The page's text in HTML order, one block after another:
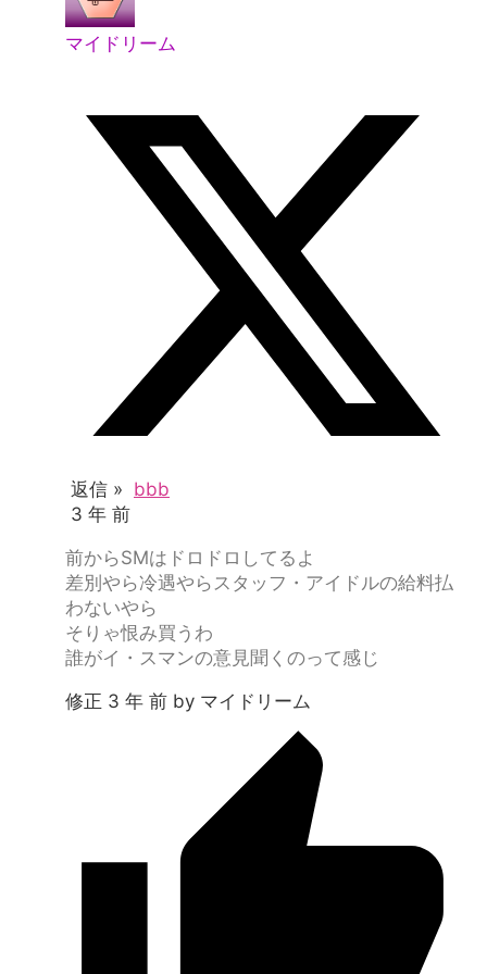
マイドリーム
返信 » bbb
3 年 前
前からSMはドロドロしてるよ
差別やら冷遇やらスタッフ・アイドルの給料払
わないやら
そりゃ恨み買うわ
誰がイ・スマンの意見聞くのって感じ
修正 3 年 前 by マイドリーム